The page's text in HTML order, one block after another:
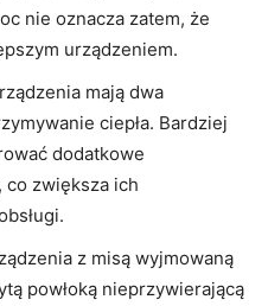
nie oznacza zatem, że
urządzeniem.
mają dwa
ciepła. Bardziej
dodatkowe
co zwiększa ich
z misą wyjmowaną
powłoką nieprzywierającą